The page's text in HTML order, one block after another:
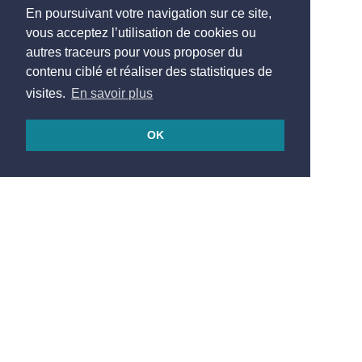
En poursuivant votre navigation sur ce site,
vous acceptez l’utilisation de cookies ou
autres traceurs pour vous proposer du
contenu ciblé et réaliser des statistiques de
visites. En savoir plus
OK